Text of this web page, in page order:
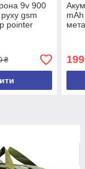
9v 900
gsm
pointer
₴